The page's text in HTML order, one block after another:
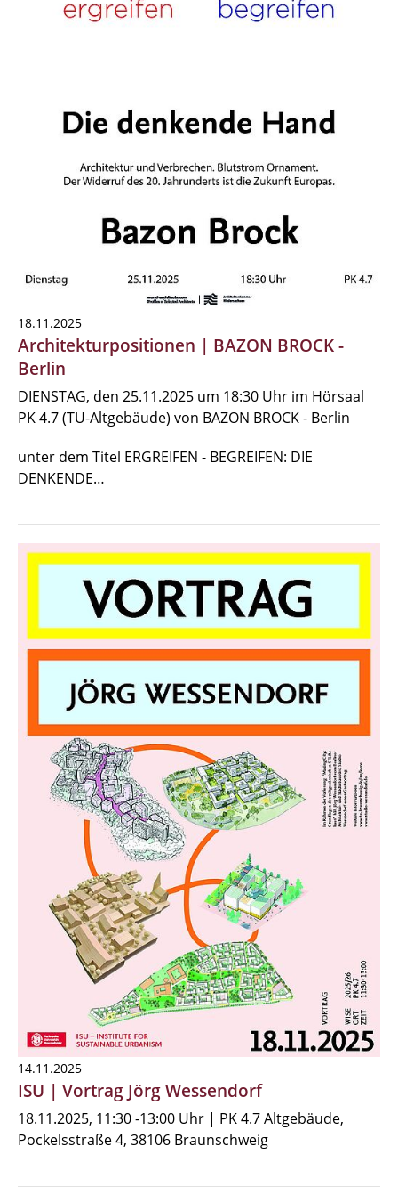
18.11.2025
Architekturpositionen | BAZON BROCK -
Berlin
DIENSTAG, den 25.11.2025 um 18:30 Uhr im Hörsaal
PK 4.7 (TU-Altgebäude) von BAZON BROCK - Berlin
unter dem Titel ERGREIFEN - BEGREIFEN: DIE
DENKENDE…
14.11.2025
ISU | Vortrag Jörg Wessendorf
18.11.2025, 11:30 -13:00 Uhr | PK 4.7 Altgebäude,
Pockelsstraße 4, 38106 Braunschweig